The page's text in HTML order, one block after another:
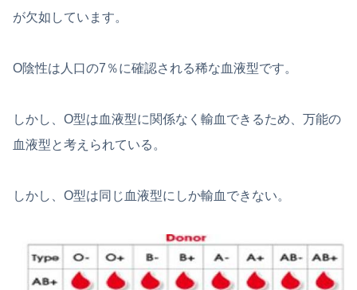
が欠如しています。
O陰性は人口の7％に確認される稀な血液型です。
しかし、O型は血液型に関係なく輸血できるため、万能の
血液型と考えられている。
しかし、O型は同じ血液型にしか輸血できない。